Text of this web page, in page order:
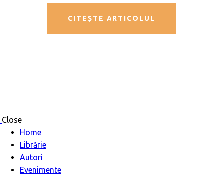
CITEȘTE ARTICOLUL
Close
Home
Librărie
Autori
Evenimente